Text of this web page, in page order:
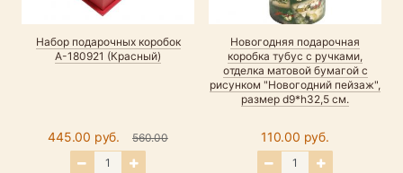
Набор подарочных коробок
А-180921 (Красный)
445.00 руб. 560.00
Новогодняя подарочная
коробка тубус с ручками,
отделка матовой бумагой с
рисунком "Новогодний пейзаж",
размер d9*h32,5 см.
110.00 руб.